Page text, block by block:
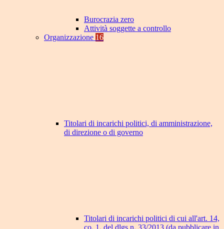
Burocrazia zero
Attività soggette a controllo
Organizzazione 16
Titolari di incarichi politici, di amministrazione,
di direzione o di governo
Titolari di incarichi politici di cui all'art. 14,